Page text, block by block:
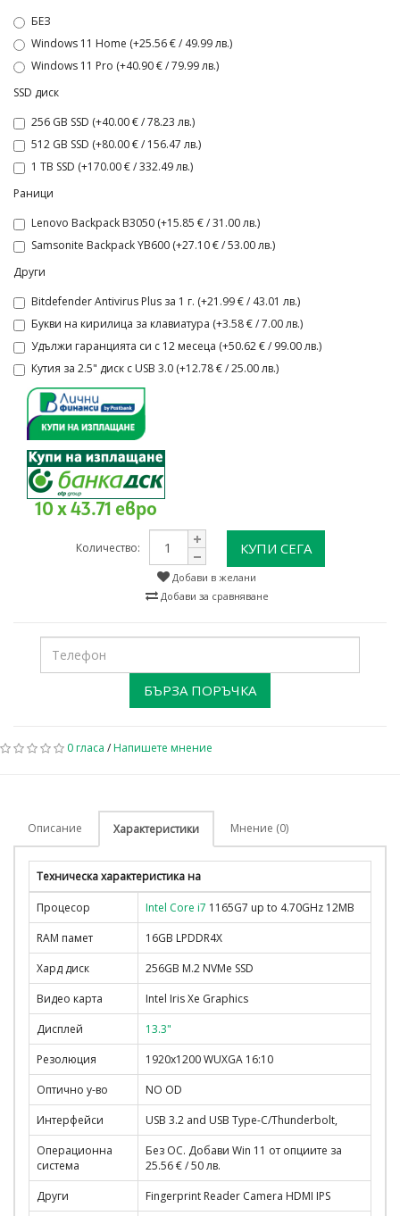
БЕЗ
Windows 11 Home (+25.56 € / 49.99 лв.)
Windows 11 Pro (+40.90 € / 79.99 лв.)
SSD диск
256 GB SSD (+40.00 € / 78.23 лв.)
512 GB SSD (+80.00 € / 156.47 лв.)
1 TB SSD (+170.00 € / 332.49 лв.)
Раници
Lenovo Backpack B3050 (+15.85 € / 31.00 лв.)
Samsonite Backpack YB600 (+27.10 € / 53.00 лв.)
Други
Bitdefender Antivirus Plus за 1 г. (+21.99 € / 43.01 лв.)
Букви на кирилица за клавиатура (+3.58 € / 7.00 лв.)
Удължи гаранцията си с 12 месеца (+50.62 € / 99.00 лв.)
Кутия за 2.5" диск с USB 3.0 (+12.78 € / 25.00 лв.)
10 x 43.71 евро
Количество: КУПИ СЕГА
Добави в желани
Добави за сравняване
БЪРЗА ПОРЪЧКА
0 гласа /Напишете мнение
Описание Характеристики Мнение (0)
Техническа характеристика на
Процесор Intel Core i7 1165G7 up to 4.70GHz 12MB
RAM памет
16GB LPDDR4X
Хард диск
256GB M.2 NVMe SSD
Видео карта
Intel Iris Xe Graphics
Дисплей
13.3"
Резолюция
1920x1200 WUXGA 16:10
Оптично у-во
NO OD
Интерфейси
USB 3.2 and USB Type-C/Thunderbolt,
Операционна
система
Без ОС. Добави Win 11 от опциите за
25.56 € / 50 лв.
Други
Fingerprint Reader Camera HDMI IPS